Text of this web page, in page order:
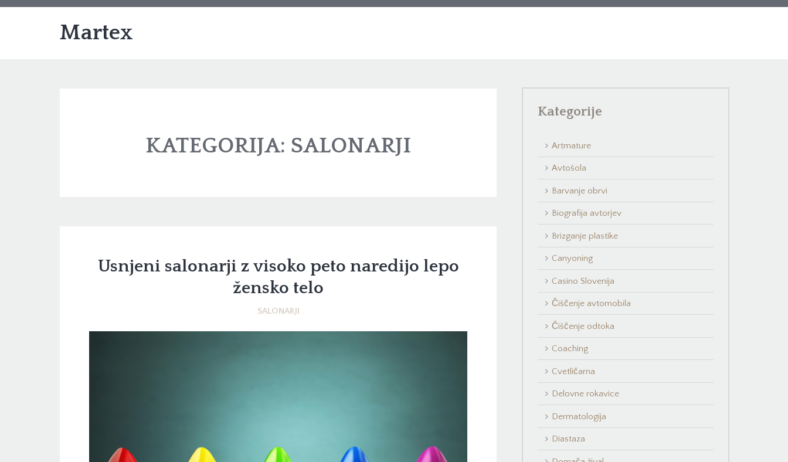
Martex
KATEGORIJA: SALONARJI
Usnjeni salonarji z visoko peto naredijo lepo
žensko telo
SALONARJI
Kategorije
Artmature
Avtošola
Barvanje obrvi
Biografija avtorjev
Brizganje plastike
Canyoning
Casino Slovenija
Čiščenje avtomobila
Čiščenje odtoka
Coaching
Cvetličarna
Delovne rokavice
Dermatologija
Diastaza